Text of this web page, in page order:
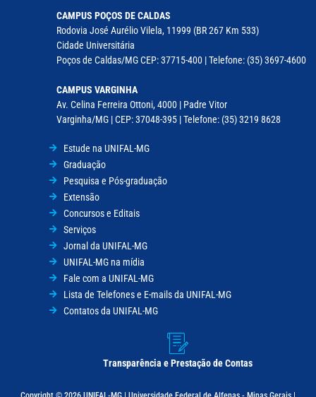
CAMPUS POÇOS DE CALDAS
Rodovia José Aurélio Vilela, 11999 (BR 267 Km 533)
Cidade Universitária
Poços de Caldas/MG CEP: 37715-400 | Telefone: (35) 3697-4600
CAMPUS VARGINHA
Av. Celina Ferreira Ottoni, 4000 | Padre Vitor
Varginha/MG | CEP: 37048-395 | Telefone: (35) 3219 8628
Estude na UNIFAL-MG
Graduação
Pesquisa e Pós-graduação
Extensão
Concursos e Editais
Serviços
Jornal da UNIFAL-MG
UNIFAL-MG na mídia
Fale com a UNIFAL-MG
Lista de Telefones e E-mails da UNIFAL-MG
Contatos da UNIFAL-MG
Transparência e Prestação de Contas